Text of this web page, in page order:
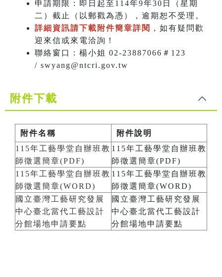
申請期限：即日起至114年9年30日（星期
二）截止（以郵戳為憑），逾期恕不受理。
詳細資訊請下載附件簡章詳閱
，如有疑問歡
迎來信或來電洽詢！
聯絡窗口：楊小姐 02-23887066＃123
/ swyang@ntcri.gov.tw
附件下載
附件名稱
附件說明
115年工藝學堂自辦班教
師徵選簡章(PDF)
115年工藝學堂自辦班教
師徵選簡章(PDF)
115年工藝學堂自辦班教
師徵選簡章(WORD)
115年工藝學堂自辦班教
師徵選簡章(WORD)
國立臺灣工藝研究發展
中心臺北當代工藝設計
分館場地申請要點
國立臺灣工藝研究發展
中心臺北當代工藝設計
分館場地申請要點